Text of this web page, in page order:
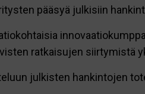
pääsyä julkisiin
ratkaisujen siirtymistä
julkisten hankintojen